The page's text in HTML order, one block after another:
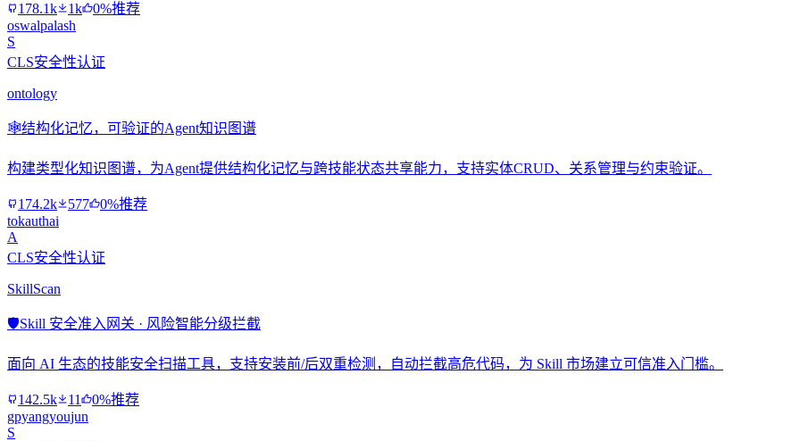
178.1k 1k
0%推荐
oswalpalash
S
CLS安全性认证
ontology
🕸️结构化记忆，可验证的Agent知识图谱
构建类型化知识图谱，为Agent提供结构化记忆与跨技能状态共享能力，支持实体CRUD、关系管理与约束验证。
174.2k 577
0%推荐
tokauthai
A
CLS安全性认证
SkillScan
🛡️Skill 安全准入网关 · 风险智能分级拦截
面向 AI 生态的技能安全扫描工具，支持安装前/后双重检测，自动拦截高危代码，为 Skill 市场建立可信准入门槛。
142.5k 11
0%推荐
gpyangyoujun
S